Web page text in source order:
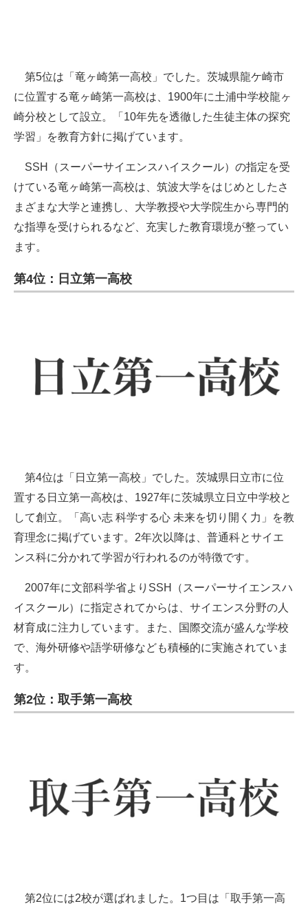
第5位は「竜ヶ崎第一高校」でした。茨城県龍ケ崎市
に位置する竜ヶ崎第一高校は、1900年に土浦中学校龍ヶ
崎分校として設立。「10年先を透徹した生徒主体の探究
学習」を教育方針に掲げています。
SSH（スーパーサイエンスハイスクール）の指定を受
けている竜ヶ崎第一高校は、筑波大学をはじめとしたさ
まざまな大学と連携し、大学教授や大学院生から専門的
な指導を受けられるなど、充実した教育環境が整ってい
ます。
第4位：日立第一高校
第4位は「日立第一高校」でした。茨城県日立市に位
置する日立第一高校は、1927年に茨城県立日立中学校と
して創立。「高い志 科学する心 未来を切り開く力」を教
育理念に掲げています。2年次以降は、普通科とサイエ
ンス科に分かれて学習が行われるのが特徴です。
2007年に文部科学省よりSSH（スーパーサイエンスハ
イスクール）に指定されてからは、サイエンス分野の人
材育成に注力しています。また、国際交流が盛んな学校
で、海外研修や語学研修なども積極的に実施されていま
す。
第2位：取手第一高校
第2位には2校が選ばれました。1つ目は「取手第一高